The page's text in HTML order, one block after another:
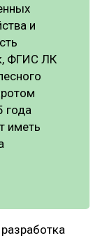
и
ФГИС ЛК
года
иметь